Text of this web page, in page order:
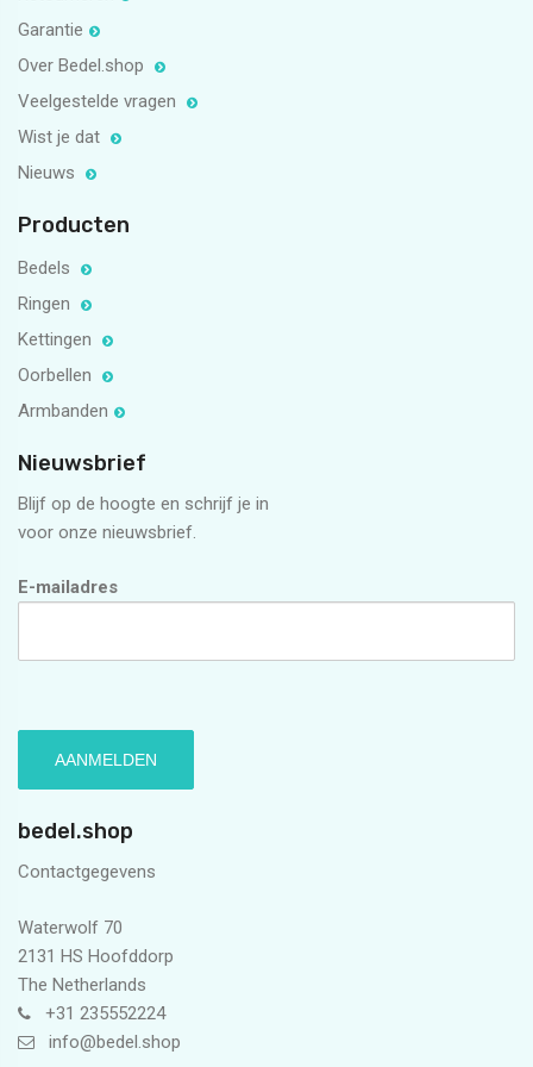
Garantie
Over Bedel.shop
Veelgestelde vragen
Wist je dat
Nieuws
Producten
Bedels
Ringen
Kettingen
Oorbellen
Armbanden
Nieuwsbrief
Blijf op de hoogte en schrijf je in
voor onze nieuwsbrief.
E-mailadres
bedel.shop
Contactgegevens
Waterwolf 70
2131 HS Hoofddorp
The Netherlands
+31 235552224
info@bedel.shop